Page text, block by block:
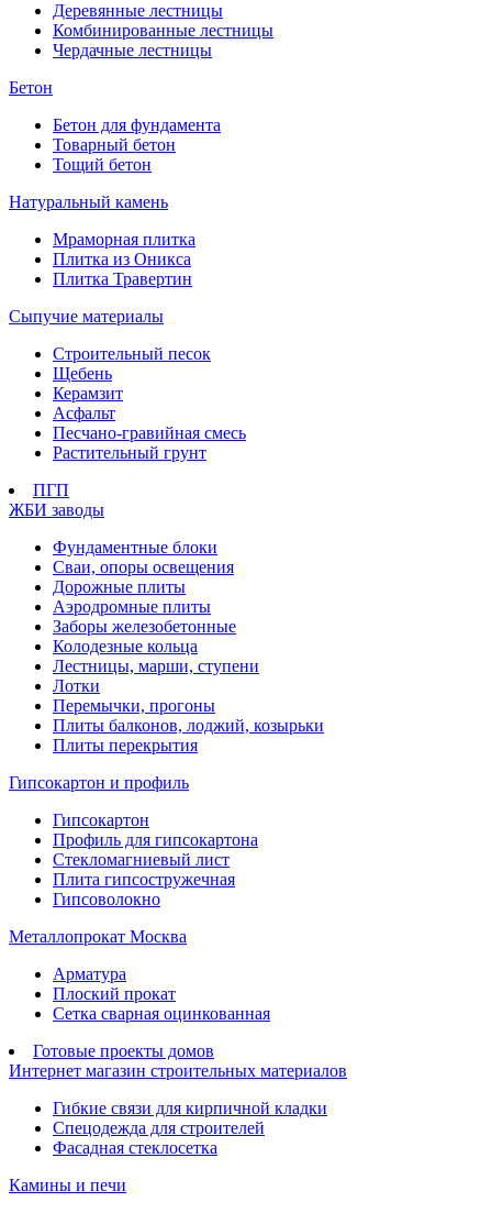
Деревянные лестницы
Комбинированные лестницы
Чердачные лестницы
Бетон
Бетон для фундамента
Товарный бетон
Тощий бетон
Натуральный камень
Мраморная плитка
Плитка из Оникса
Плитка Травертин
Сыпучие материалы
Строительный песок
Щебень
Керамзит
Асфальт
Песчано-гравийная смесь
Растительный грунт
ПГП
ЖБИ заводы
Фундаментные блоки
Сваи, опоры освещения
Дорожные плиты
Аэродромные плиты
Заборы железобетонные
Колодезные кольца
Лестницы, марши, ступени
Лотки
Перемычки, прогоны
Плиты балконов, лоджий, козырьки
Плиты перекрытия
Гипсокартон и профиль
Гипсокартон
Профиль для гипсокартона
Стекломагниевый лист
Плита гипсостружечная
Гипсоволокно
Металлопрокат Москва
Арматура
Плоский прокат
Сетка сварная оцинкованная
Готовые проекты домов
Интернет магазин строительных материалов
Гибкие связи для кирпичной кладки
Спецодежда для строителей
Фасадная стеклосетка
Камины и печи